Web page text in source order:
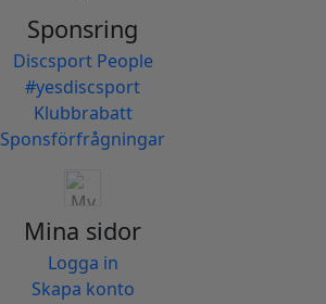
Sponsring
Discsport People
#yesdiscsport
Klubbrabatt
Sponsförfrågningar
Mina sidor
Logga in
Skapa konto